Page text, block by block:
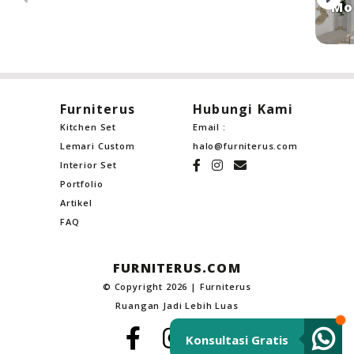
Furniterus
Kitchen Set
Lemari Custom
Interior Set
Portfolio
Artikel
FAQ
Hubungi Kami
Email :
halo@furniterus.com
FURNITERUS.COM
© Copyright 2026 | Furniterus
Ruangan Jadi Lebih Luas
Konsultasi Gratis